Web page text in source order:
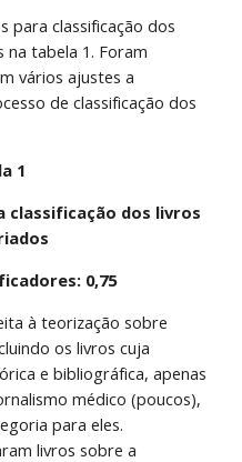
para classificação dos
na tabela 1. Foram
vários ajustes a
de classificação dos
1
dos livros
0,75
à teorização sobre
os livros cuja
e bibliográfica, apenas
médico (poucos),
para eles.
livros sobre a